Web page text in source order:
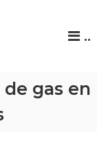
..
gas en